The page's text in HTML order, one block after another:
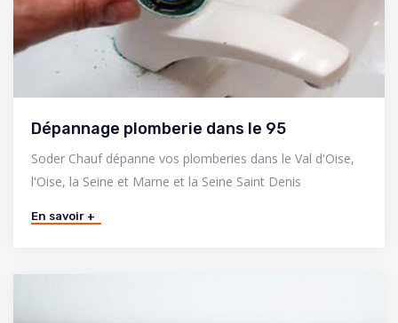
Dépannage plomberie dans le 95
Soder Chauf dépanne vos plomberies dans le Val d'Oise,
l'Oise, la Seine et Marne et la Seine Saint Denis
En savoir +